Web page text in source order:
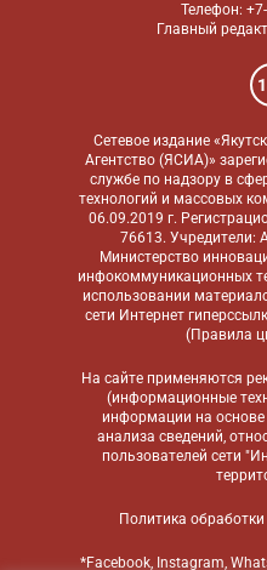
Телефон:
Главный
Сетевое издание
Агентство (ЯСИА)»
службе по надзору в
технологий и массовых
06.09.2019 г.
76613. Учредители:
Министерство
инфокоммуникационных
использовании
сети Интернет
(Правила
На сайте применяются
(информационные
информации на основе
анализа сведений,
пользователей сети
Политика
*Facebook, Instagram,